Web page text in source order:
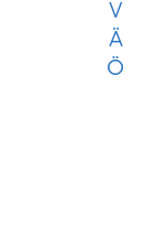
V
Ä
Ö